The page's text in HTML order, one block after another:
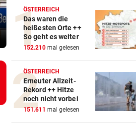
Zwei
Jungunternehmer
entdecken das
Silicon Valley
gegen ORF-
Stiftungsrat
ÖSTERREICH
Das waren die
heißesten Orte ++
So geht es weiter
152.210 mal gelesen
ÖSTERREICH
Erneuter Allzeit-
Rekord ++ Hitze
noch nicht vorbei
151.611 mal gelesen